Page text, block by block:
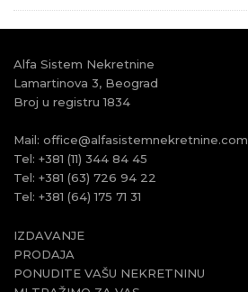
Alfa Sistem Nekretnine
Lamartinova 3, Beograd
Broj u registru 1834
Mail: office@alfasistemnekretnine.com
Tel: +381 (11) 344 84 45
Tel: +381 (63) 726 94 22
Tel: +381 (64) 175 71 31
IZDAVANJE
PRODAJA
PONUDITE VAŠU NEKRETNINU